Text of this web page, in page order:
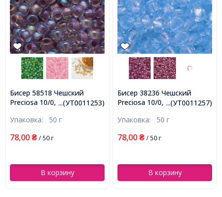
...(УТ0011253)
Бисер 58518 Чешский
Preciosa 10/0, Прозрачный
Круглый, (УТ0011253)
Упаковка: 50 г
78,00 ₴/ 50 г
В корзину
...(УТ0011257)
Бисер 38236 Чешский
Preciosa 10/0, Прозрачный
Голубой, Круглый,
Упаковка: 50 г
78,00 ₴/ 50 г
В корзину